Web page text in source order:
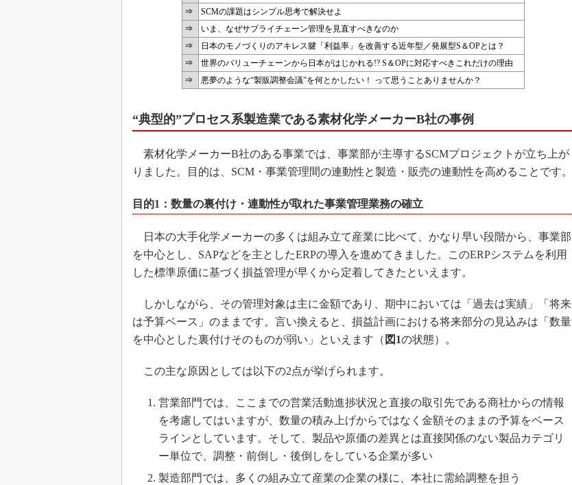
海外生産
グローバル設計・開発
制御セキュリティ
⇒
SCMの課題はシンプル思考で解決せよ
⇒
いま、なぜサプライチェーン管理を見直すべきなのか
⇒
日本のモノづくりのアキレス腱「利益率」を改善する近年型／発展型S＆OPとは？
⇒
世界のバリューチェーンから日本がはじかれる!? S＆OPに対応すべきこれだけの理由
⇒
悪夢のような“製販調整会議”を何とかしたい！ って思うことありませんか？
“典型的”プロセス系製造業である素材化学メーカーB社の事例
素材化学メーカーB社のある事業では、事業部が主導するSCMプロジェクトが立ち上が
りました。目的は、SCM・事業管理間の連動性と製造・販売の連動性を高めることです。
目的1：数量の裏付け・連動性が取れた事業管理業務の確立
日本の大手化学メーカーの多くは組み立て産業に比べて、かなり早い段階から、事業部
を中心とし、SAPなどを主としたERPの導入を進めてきました。このERPシステムを利用
した標準原価に基づく損益管理が早くから定着してきたといえます。
しかしながら、その管理対象は主に金額であり、期中においては「過去は実績」「将来
は予算ベース」のままです。言い換えると、損益計画における将来部分の見込みは「数量
を中心とした裏付けそのものが弱い」といえます（ 図1の状態）。
この主な原因としては以下の2点が挙げられます。
営業部門では、ここまでの営業活動進捗状況と直接の取引先である商社からの情報
を考慮してはいますが、数量の積み上げからではなく金額そのままの予算をベース
ラインとしています。そして、製品や原価の差異とは直接関係のない製品カテゴリ
ー単位で、調整・前倒し・後倒しをしている企業が多い
製造部門では、多くの組み立て産業の企業の様に、本社に需給調整を担う